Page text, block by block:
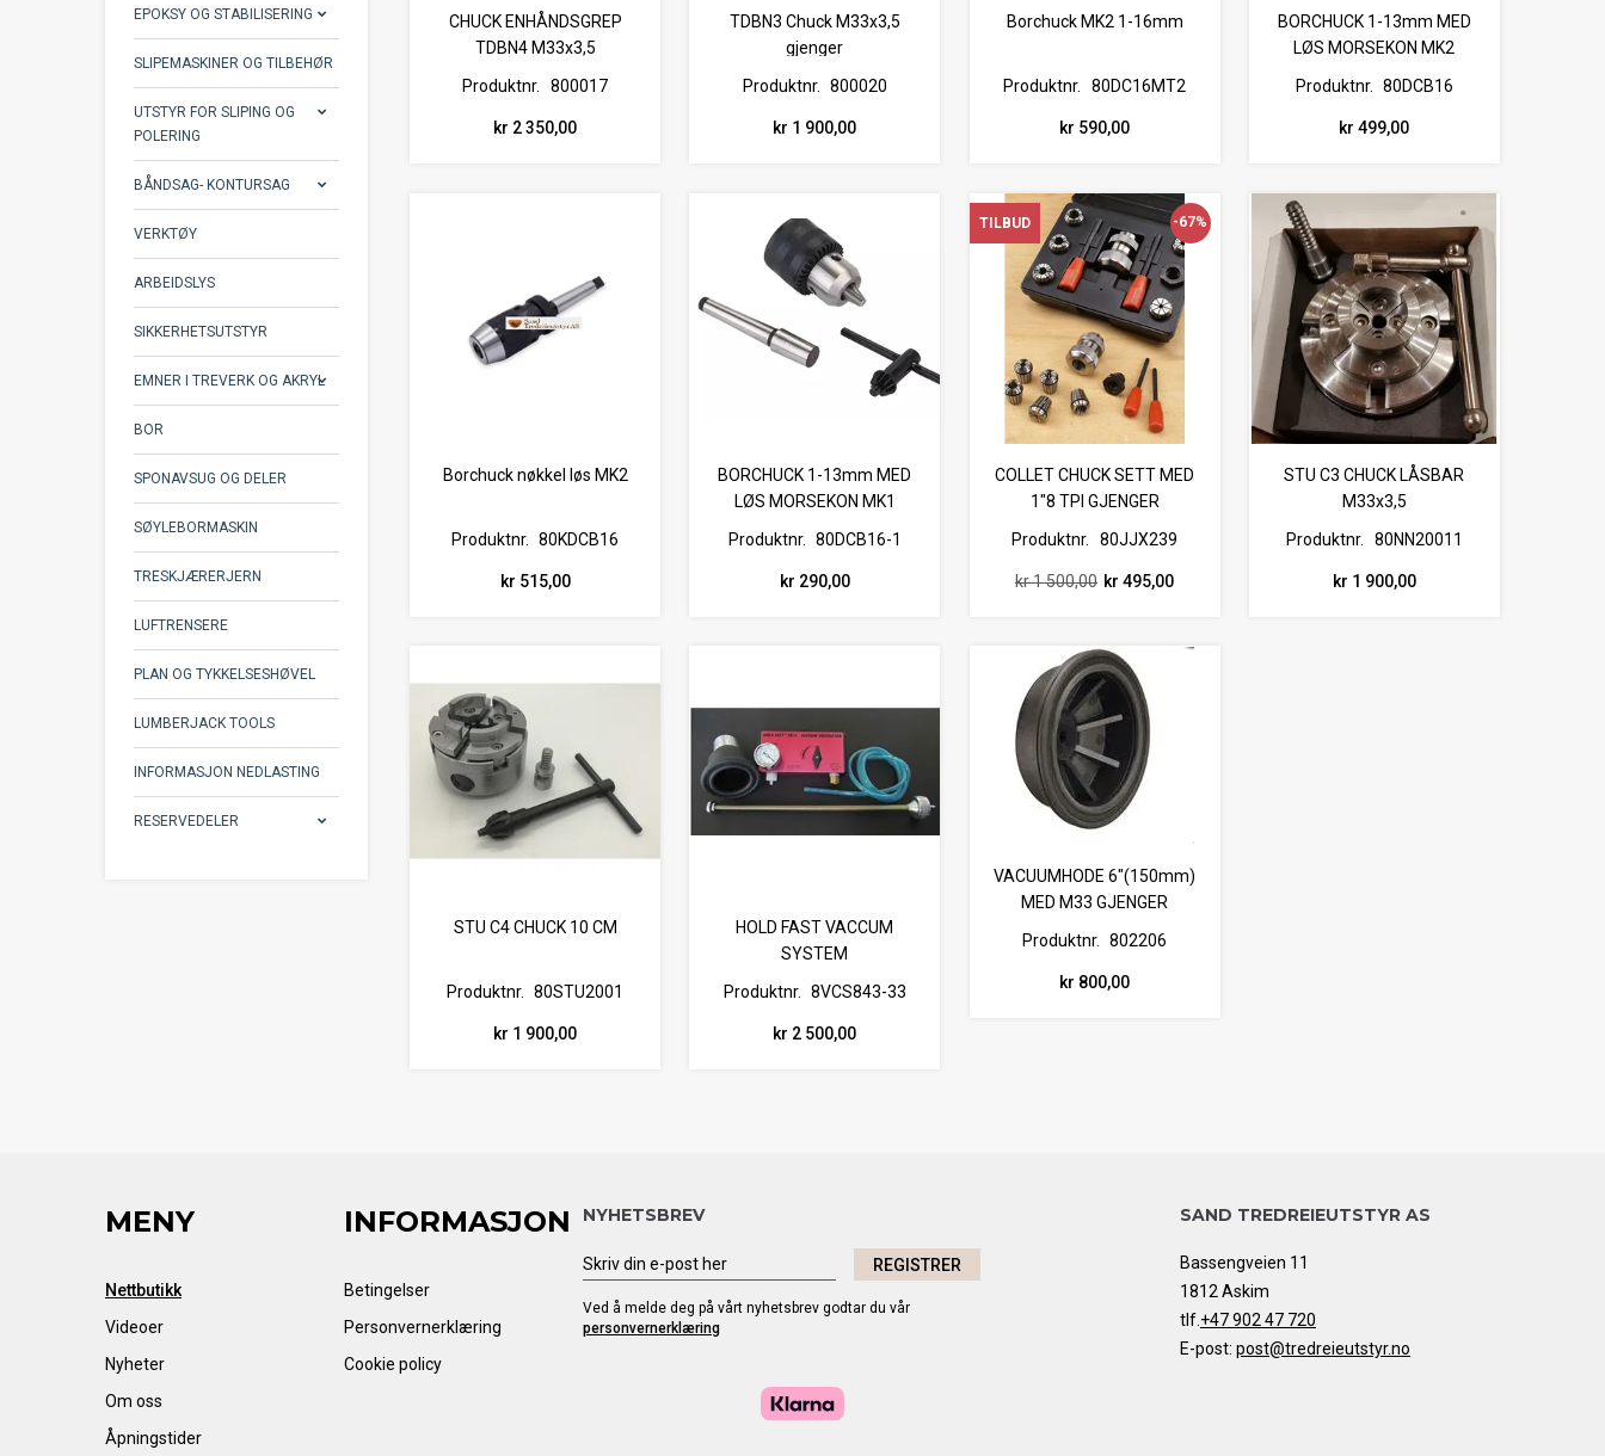
EPOKSY OG STABILISERING
SLIPEMASKINER OG TILBEHØR
UTSTYR FOR SLIPING OG
POLERING
BÅNDSAG- KONTURSAG
VERKTØY
ARBEIDSLYS
SIKKERHETSUTSTYR
EMNER I TREVERK OG AKRYL
BOR
SPONAVSUG OG DELER
SØYLEBORMASKIN
TRESKJÆRERJERN
LUFTRENSERE
PLAN OG TYKKELSESHØVEL
LUMBERJACK TOOLS
INFORMASJON NEDLASTING
RESERVEDELER
CHUCK ENHÅNDSGREP
TDBN4 M33x3,5
Produktnr.
800017
kr 2 350,00
TDBN3 Chuck M33x3,5
gjenger
Produktnr. 800020
kr 1 900,00
Borchuck MK2 1-16mm
Produktnr. 80DC16MT2
kr 590,00
BORCHUCK 1-13mm MED
LØS MORSEKON MK2
Produktnr. 80DCB16
kr 499,00
Borchuck nøkkel løs MK2
Produktnr. 80KDCB16
kr 515,00
BORCHUCK 1-13mm MED
LØS MORSEKON MK1
Produktnr.
80DCB16-1
kr 290,00
TILBUD
TILBUD
TILBUD
COLLET CHUCK SETT MED
1"8 TPI GJENGER
Produktnr.
80JJX239
-67%
kr 1 500,00 kr 495,00
STU C3 CHUCK LÅSBAR
M33x3,5
Produktnr.
80NN20011
kr 1 900,00
STU C4 CHUCK 10 CM
Produktnr. 80STU2001
kr 1 900,00
HOLD FAST VACCUM
SYSTEM
Produktnr.
8VCS843-33
kr 2 500,00
VACUUMHODE 6"(150mm)
MED M33 GJENGER
Produktnr.
802206
kr 800,00
MENY
Nettbutikk
Videoer
Nyheter
Om oss
Åpningstider
INFORMASJON
Betingelser
Personvernerklæring
Cookie policy
NYHETSBREV
REGISTRER
Ved å melde deg på vårt nyhetsbrev godtar du vår
personvernerklæring
SAND TREDREIEUTSTYR AS
Bassengveien 11
1812 Askim
tlf. +47 902 47 720
E-post: post@tredreieutstyr.no